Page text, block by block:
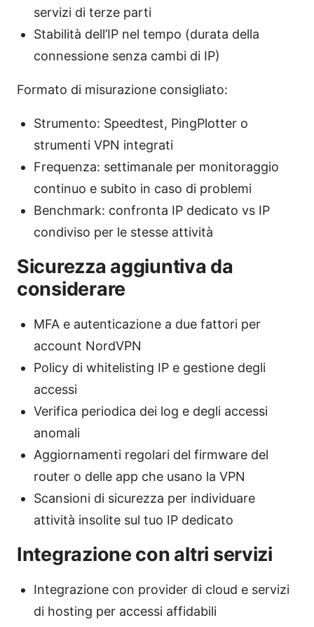
servizi di terze parti
Stabilità dell’IP nel tempo (durata della
connessione senza cambi di IP)
Formato di misurazione consigliato:
Strumento: Speedtest, PingPlotter o
strumenti VPN integrati
Frequenza: settimanale per monitoraggio
continuo e subito in caso di problemi
Benchmark: confronta IP dedicato vs IP
condiviso per le stesse attività
Sicurezza aggiuntiva da
considerare
MFA e autenticazione a due fattori per
account NordVPN
Policy di whitelisting IP e gestione degli
accessi
Verifica periodica dei log e degli accessi
anomali
Aggiornamenti regolari del firmware del
router o delle app che usano la VPN
Scansioni di sicurezza per individuare
attività insolite sul tuo IP dedicato
Integrazione con altri servizi
Integrazione con provider di cloud e servizi
di hosting per accessi affidabili